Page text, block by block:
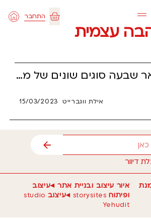
עגלת
התחבר
עצמית
המאמר מתאר שבעה סוגים שונים של מסכות שאנשים עם ADHD יכולים לנעול על עצמם בניסיון להתאים לסטנדרטים החברתיים. המסכות כולן מסייעות להם להתקיים בחברה ולהתמודד עם הקשיים היומיומיים של ADHD, אך גם מונעות מהם להתפתח ולהביע את עצמם באופן אותנטי. כתוצאה מכך, הם מרגישים כאילו הם נפגעים ולא נראים ומתקשים להתקרב לעצמם ולאחרים. | טיפים כיצד להתגבר על המסכות ולאהוב את עצמם באופן אותנטי יותר.
אילת ווגברייט 15/03/2023
דיוור
שליחה
איור עיצוב ובניית אתר ◂עיצוב
ופיתוח storysites ◂עיצוב studio
Yehudit